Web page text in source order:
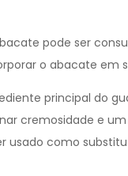
pode ser
o abacate em
principal do
cremosidade e
usado como